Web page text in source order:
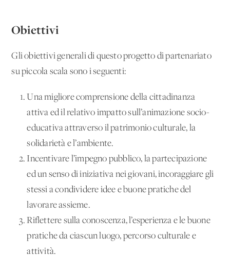
Obiettivi
Gli obiettivi generali di questo progetto di partenariato
su piccola scala sono i seguenti:
Una migliore comprensione della cittadinanza
attiva ed il relativo impatto sull’animazione socio-
educativa attraverso il patrimonio culturale, la
solidarietà e l’ambiente.
Incentivare l’impegno pubblico, la partecipazione
ed un senso di iniziativa nei giovani, incoraggiare gli
stessi a condividere idee e buone pratiche del
lavorare assieme.
Riflettere sulla conoscenza, l’esperienza e le buone
pratiche da ciascun luogo, percorso culturale e
attività.